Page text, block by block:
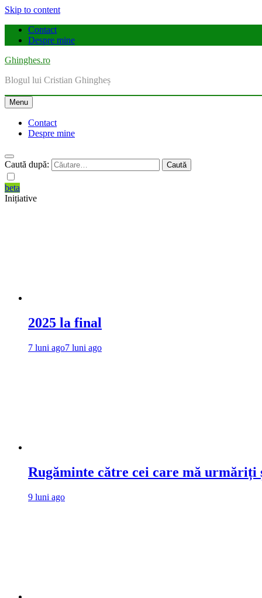
Skip to content
Contact
Despre mine
Ghinghes.ro
Blogul lui Cristian Ghingheș
Menu
Contact
Despre mine
Caută după:
beta
Inițiative
2025 la final
7 luni ago7 luni ago
Rugăminte către cei care mă urmăriți
9 luni ago